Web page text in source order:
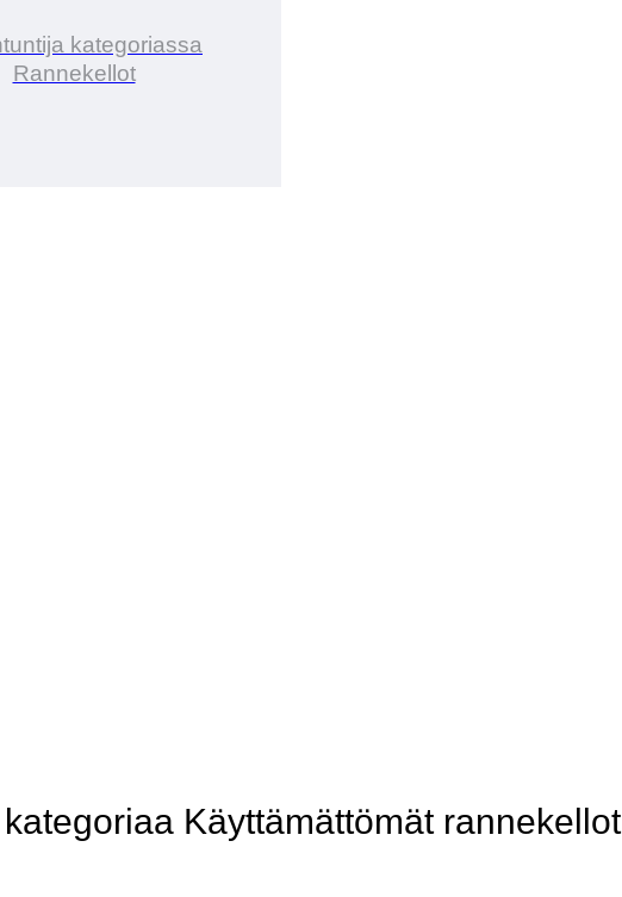
kategoriassa
Rannekellot
Käyttämättömät rannekellot